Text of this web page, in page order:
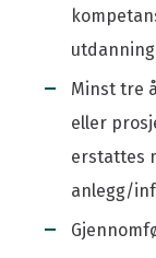
Minst tre
eller
erstattes
anlegg/